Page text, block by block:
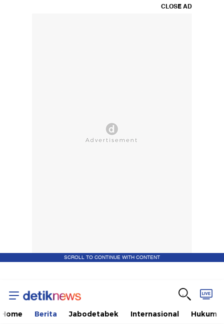
CLOSE AD
SCROLL TO CONTINUE WITH CONTENT
Home Berita Jabodetabek Internasional Hukum